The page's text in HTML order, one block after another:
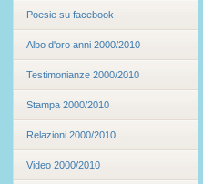
Poesie su facebook
Albo d'oro anni 2000/2010
Testimonianze 2000/2010
Stampa 2000/2010
Relazioni 2000/2010
Video 2000/2010